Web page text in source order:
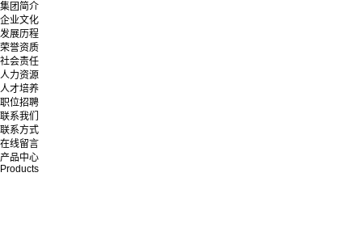
集团简介
企业文化
发展历程
荣誉资质
社会责任
人力资源
人才培养
职位招聘
联系我们
联系方式
在线留言
产品中心
Products